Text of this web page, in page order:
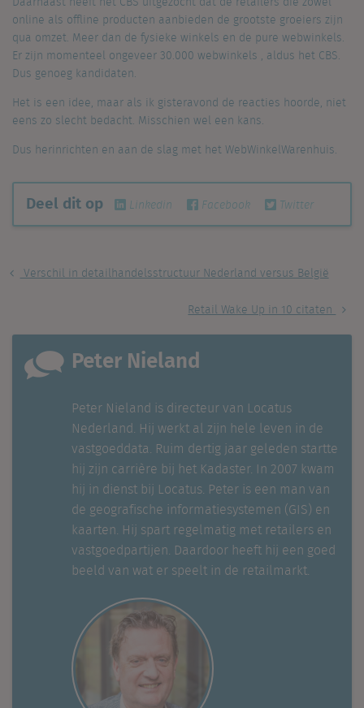
online als offline producten aanbieden de grootste groeiers zijn
qua omzet. Meer dan de fysieke winkels en de pure webwinkels.
Er zijn momenteel ongeveer 30.000 webwinkels , aldus het CBS.
Dus genoeg kandidaten.
Het is een idee, maar als ik gisteravond de reacties hoorde, niet
eens zo slecht bedacht. Misschien wel een kans.
Dus herinrichten en aan de slag met het WebWinkelWarenhuis.
Deel dit op Linkedin Facebook Twitter
Verschil in detailhandelsstructuur Nederland versus België
Retail Wake Up in 10 citaten
Peter Nieland
Peter Nieland is directeur van Locatus
Nederland. Hij werkt al zijn hele leven in de
vastgoeddata. Ruim dertig jaar geleden startte
hij zijn carrière bij het Kadaster. In 2007 kwam
hij in dienst bij Locatus. Peter is een man van
de geografische informatiesystemen (GIS) en
kaarten. Hij spart regelmatig met retailers en
vastgoedpartijen. Daardoor heeft hij een goed
beeld van wat er speelt in de retailmarkt.